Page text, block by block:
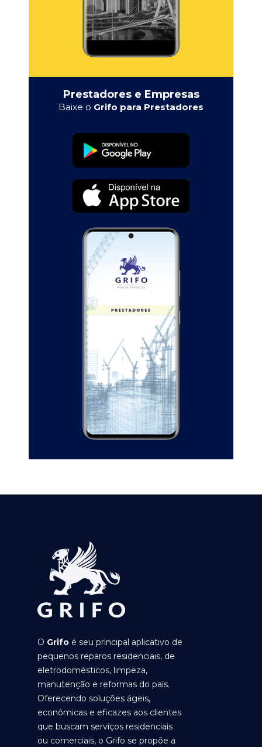
Prestadores e Empresas
Baixe o Grifo para Prestadores
O Grifo é seu principal aplicativo de
pequenos reparos residenciais, de
eletrodomésticos, limpeza,
manutenção e reformas do país.
Oferecendo soluções ágeis,
econômicas e eficazes aos clientes
que buscam serviços residenciais
ou comerciais, o Grifo se propõe a